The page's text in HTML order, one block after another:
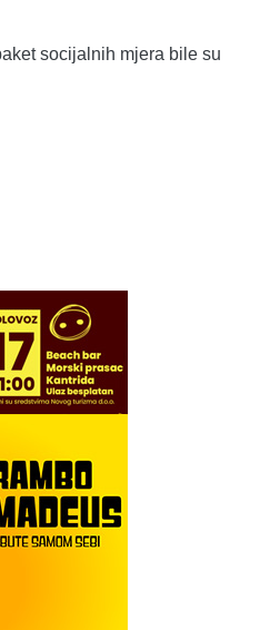
socijalnih mjera bile su